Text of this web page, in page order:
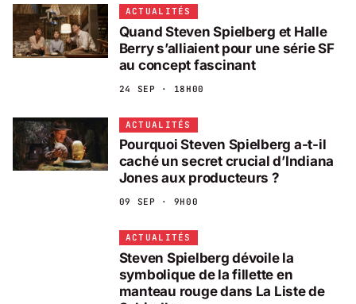
ACTUALITÉS
Quand Steven Spielberg et Halle
Berry s’alliaient pour une série SF
au concept fascinant
24 SEP · 18H00
ACTUALITÉS
Pourquoi Steven Spielberg a-t-il
caché un secret crucial d’Indiana
Jones aux producteurs ?
09 SEP · 9H00
ACTUALITÉS
Steven Spielberg dévoile la
symbolique de la fillette en
manteau rouge dans La Liste de